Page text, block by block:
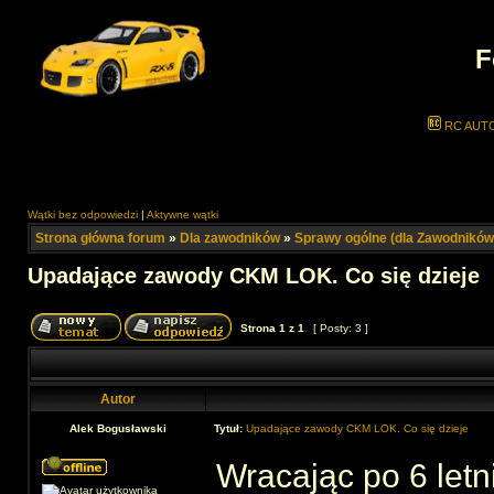
RC
Wątki bez odpowiedzi | Aktywne wątki
Strona główna forum » Dla zawodników» Sprawy ogólne (dla
Upadające zawody CKM LOK. Co się dzieje
Strona 1 z 1 [ Posty: 3 ]
Autor
Alek Bogusławski Tytuł: Upadające zawody CKM LOK. Co się dzieje
Wracając po 6